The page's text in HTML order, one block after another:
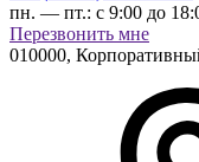
пн. — пт.: с 9:00 до
Перезвонить мне
010000,